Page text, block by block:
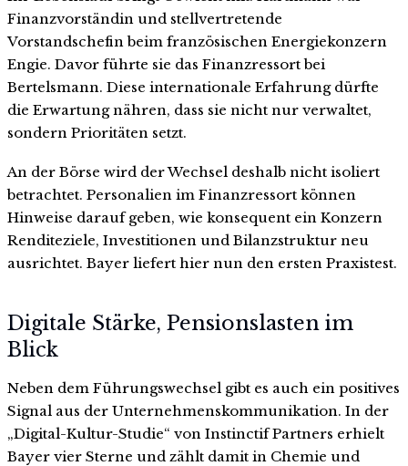
Finanzvorständin und stellvertretende
Vorstandschefin beim französischen Energiekonzern
Engie. Davor führte sie das Finanzressort bei
Bertelsmann. Diese internationale Erfahrung dürfte
die Erwartung nähren, dass sie nicht nur verwaltet,
sondern Prioritäten setzt.
An der Börse wird der Wechsel deshalb nicht isoliert
betrachtet. Personalien im Finanzressort können
Hinweise darauf geben, wie konsequent ein Konzern
Renditeziele, Investitionen und Bilanzstruktur neu
ausrichtet. Bayer liefert hier nun den ersten Praxistest.
Digitale Stärke, Pensionslasten im
Blick
Neben dem Führungswechsel gibt es auch ein positives
Signal aus der Unternehmenskommunikation. In der
„Digital-Kultur-Studie“ von Instinctif Partners erhielt
Bayer vier Sterne und zählt damit in Chemie und